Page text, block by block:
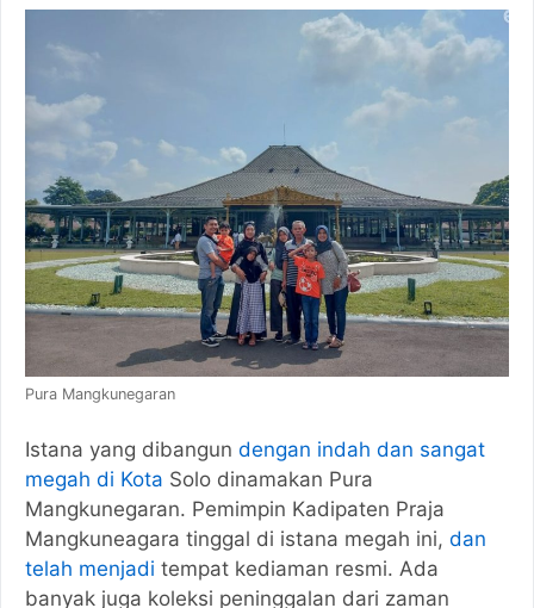
Pura Mangkunegaran
Istana yang dibangun dengan indah dan sangat
megah di Kota Solo dinamakan Pura
Mangkunegaran. Pemimpin Kadipaten Praja
Mangkuneagara tinggal di istana megah ini, dan
telah menjadi tempat kediaman resmi. Ada
banyak juga koleksi peninggalan dari zaman